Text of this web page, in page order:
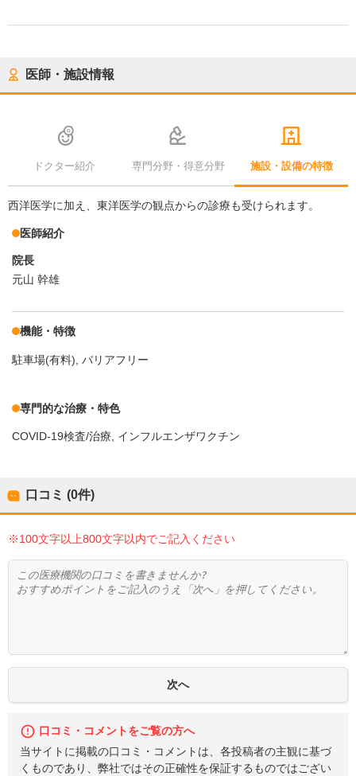
医師・施設情報
ドクター紹介 専門分野・得意分野 施設・設備の特徴
西洋医学に加え、東洋医学の観点からの診療も受けられます。
医師紹介
院長
元山 幹雄
機能・特徴
駐車場(有料) バリアフリー
専門的な治療・特色
COVID-19検査/治療 インフルエンザワクチン
口コミ (0件)
※100文字以上800文字以内でご記入ください
口コミ・コメントをご覧の方へ
当サイトに掲載の口コミ・コメントは、各投稿者の主観に基づ
くものであり、弊社ではその正確性を保証するものではござい